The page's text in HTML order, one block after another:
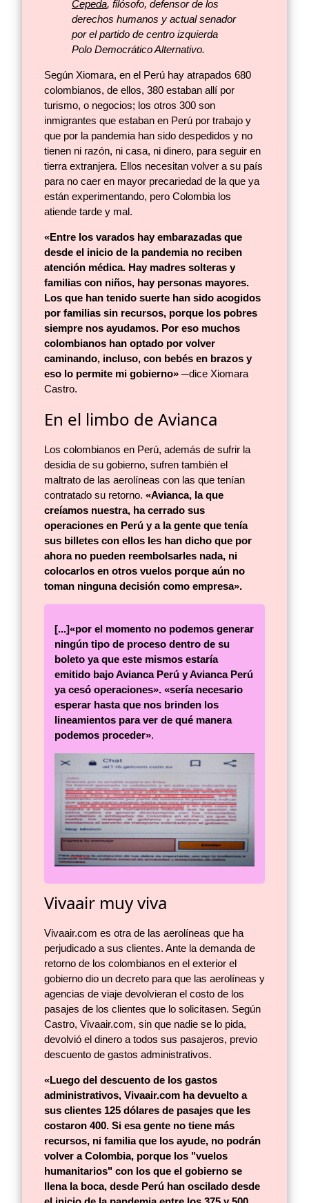
Cepeda, filósofo, defensor de los
derechos humanos y actual senador
por el partido de centro izquierda
Polo Democrático Alternativo.
Según Xiomara, en el Perú hay atrapados 680
colombianos, de ellos, 380 estaban allí por
turismo, o negocios; los otros 300 son
inmigrantes que estaban en Perú por trabajo y
que por la pandemia han sido despedidos y no
tienen ni razón, ni casa, ni dinero, para seguir en
tierra extranjera. Ellos necesitan volver a su país
para no caer en mayor precariedad de la que ya
están experimentando, pero Colombia los
atiende tarde y mal.
«Entre los varados hay embarazadas que
desde el inicio de la pandemia no reciben
atención médica. Hay madres solteras y
familias con niños, hay personas mayores.
Los que han tenido suerte han sido acogidos
por familias sin recursos, porque los pobres
siempre nos ayudamos. Por eso muchos
colombianos han optado por volver
caminando, incluso, con bebés en brazos y
eso lo permite mi gobierno» ─dice Xiomara
Castro.
En el limbo de Avianca
Los colombianos en Perú, además de sufrir la
desidia de su gobierno, sufren también el
maltrato de las aerolíneas con las que tenían
contratado su retorno. «Avianca, la que
creíamos nuestra, ha cerrado sus
operaciones en Perú y a la gente que tenía
sus billetes con ellos les han dicho que por
ahora no pueden reembolsarles nada, ni
colocarlos en otros vuelos porque aún no
toman ninguna decisión como empresa».
[...]«por el momento no podemos generar
ningún tipo de proceso dentro de su
boleto ya que este mismos estaría
emitido bajo Avianca Perú y Avianca Perú
ya cesó operaciones». «sería necesario
esperar hasta que nos brinden los
lineamientos para ver de qué manera
podemos proceder».
Vivaair muy viva
Vivaair.com es otra de las aerolíneas que ha
perjudicado a sus clientes. Ante la demanda de
retorno de los colombianos en el exterior el
gobierno dio un decreto para que las aerolíneas y
agencias de viaje devolvieran el costo de los
pasajes de los clientes que lo solicitasen. Según
Castro, Vivaair.com, sin que nadie se lo pida,
devolvió el dinero a todos sus pasajeros, previo
descuento de gastos administrativos.
«Luego del descuento de los gastos
administrativos, Vivaair.com ha devuelto a
sus clientes 125 dólares de pasajes que les
costaron 400. Si esa gente no tiene más
recursos, ni familia que los ayude, no podrán
volver a Colombia, porque los "vuelos
humanitarios" con los que el gobierno se
llena la boca, desde Perú han oscilado desde